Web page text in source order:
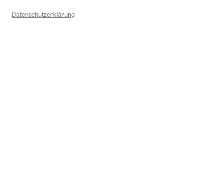
Datenschutzerklärung